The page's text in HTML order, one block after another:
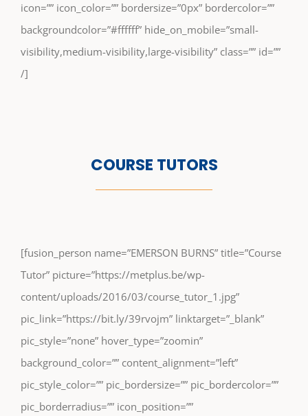
icon=”” icon_color=”” bordersize=”0px” bordercolor=””
backgroundcolor=”#ffffff” hide_on_mobile=”small-
visibility,medium-visibility,large-visibility” class=”” id=””
/]
COURSE TUTORS
[fusion_person name=”EMERSON BURNS” title=”Course
Tutor” picture=”https://metplus.be/wp-
content/uploads/2016/03/course_tutor_1.jpg”
pic_link=”https://bit.ly/39rvojm” linktarget=”_blank”
pic_style=”none” hover_type=”zoomin”
background_color=”” content_alignment=”left”
pic_style_color=”” pic_bordersize=”” pic_bordercolor=””
pic_borderradius=”” icon_position=””